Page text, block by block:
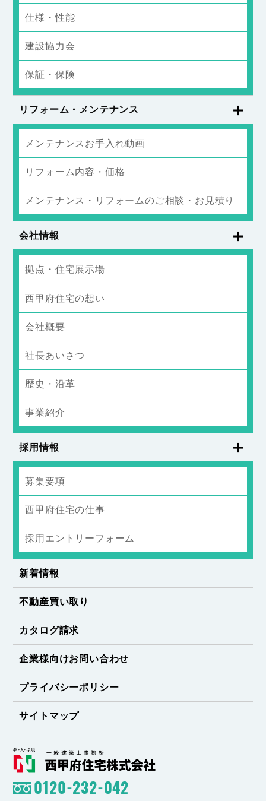
仕様・性能
建設協力会
保証・保険
リフォーム・メンテナンス
メンテナンスお手入れ動画
リフォーム内容・価格
メンテナンス・リフォームのご相談・お見積り
会社情報
拠点・住宅展示場
西甲府住宅の想い
会社概要
社長あいさつ
歴史・沿革
事業紹介
採用情報
募集要項
西甲府住宅の仕事
採用エントリーフォーム
新着情報
不動産買い取り
カタログ請求
企業様向けお問い合わせ
プライバシーポリシー
サイトマップ
0120-232-042